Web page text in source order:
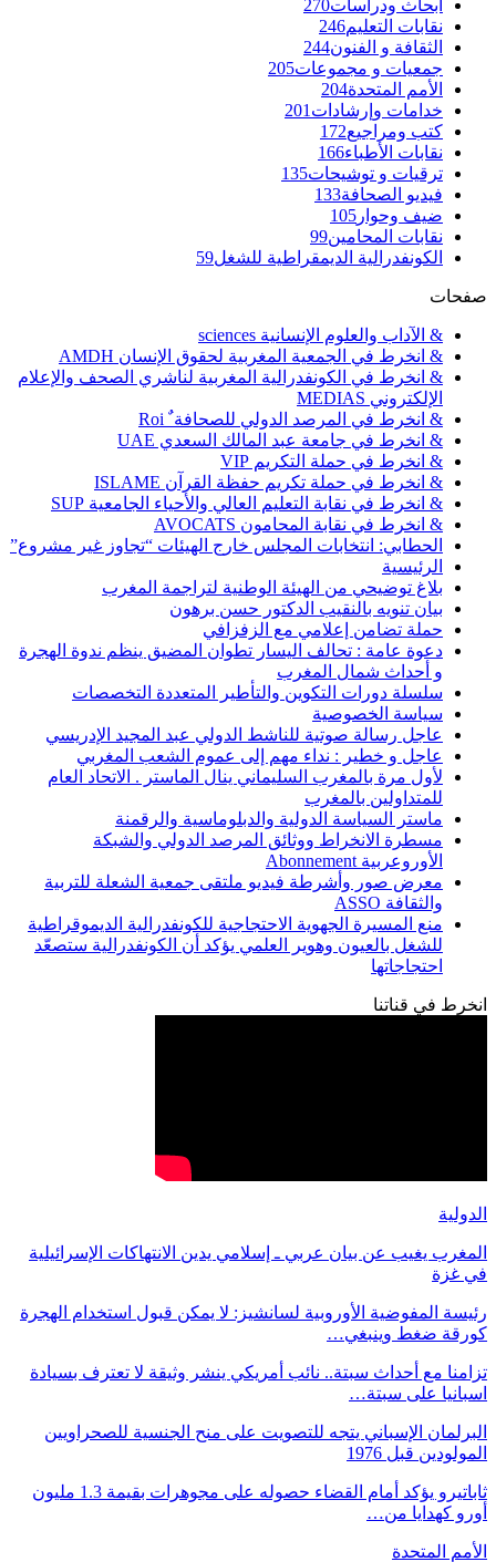
أبحاث ودراسات270
نقابات التعليم246
الثقافة و الفنون244
جمعيات و مجموعات205
الأمم المتحدة204
خدامات وإرشادات 201
كتب ومراجيع172
نقابات الأطباء166
ترقيات و توشيحات135
فيديو الصحافة133
ضيف وحوار 105
نقابات المحامين99
الكونفدرالية الديمقراطية للشغل59
صفحات
& الآداب والعلوم الإنسانية sciences
& انخرط في الجمعية المغربية لحقوق الإنسان AMDH
& انخرط في الكونفدرالية المغربية لناشري الصحف والإعلام
الإلكتروني MEDIAS
& انخرط في المرصد الدولي للصحافة ٌ Roi
& انخرط في جامعة عبد المالك السعدي UAE
& انخرط في حملة التكريم VIP
& انخرط في حملة تكريم حفظة القرآن ISLAME
& انخرط في نقابة التعليم العالي والأحياء الجامعية SUP
& انخرط في نقابة المحامون AVOCATS
الحطابي: انتخابات المجلس خارج الهيئات “تجاوز غير مشروع”
الرئيسية
بلاغ توضيحي من الهيئة الوطنية لتراجمة المغرب
بيان تنويه بالنقيب الدكتور حسن برهون
حملة تضامن إعلامي مع الزفزافي
دعوة عامة : تحالف اليسار تطوان المضيق ينظم ندوة الهجرة
و أحداث شمال المغرب
سلسلة دورات التكوين والتأطير المتعددة التخصصات
سياسة الخصوصية
عاجل رسالة صوتية للناشط الدولي عبد المجيد الإدريسي
عاجل و خطير : نداء مهم إلى عموم الشعب المغربي
لأول مرة بالمغرب السليماني ينال الماستر . الاتحاد العام
للمتداولين بالمغرب
ماستر السياسة الدولية والدبلوماسية والرقمنة
مسطرة الانخراط ووثائق المرصد الدولي والشبكة
الأوروعربية Abonnement
معرض صور وأشرطة فيديو ملتقى جمعية الشعلة للتربية
والثقافة ASSO
منع المسيرة الجهوية الاحتجاجية للكونفدرالية الديموقراطية
للشغل بالعيون وهوير العلمي يؤكد أن الكونفدرالية ستصعّد
احتجاجاتها
انخرط في قناتنا
الدولية
المغرب يغيب عن بيان عربي ـ إسلامي يدين الانتهاكات الإسرائيلية
في غزة
رئيسة المفوضية الأوروبية لسانشيز: لا يمكن قبول استخدام الهجرة
كورقة ضغط وينبغي…
تزامنا مع أحداث سبتة.. نائب أمريكي ينشر وثيقة لا تعترف بسيادة
اسبانيا على سبتة…
البرلمان الإسباني يتجه للتصويت على منح الجنسية للصحراويين
المولودين قبل 1976
ثاباتيرو يؤكد أمام القضاء حصوله على مجوهرات بقيمة 1.3 مليون
أورو كهدايا من…
الأمم المتحدة